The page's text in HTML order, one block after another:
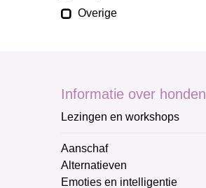
Overige
Informatie over honden
Lezingen en workshops
Aanschaf
Alternatieven
Emoties en intelligentie